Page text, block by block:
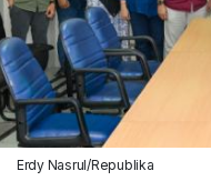
Erdy Nasrul/Republika